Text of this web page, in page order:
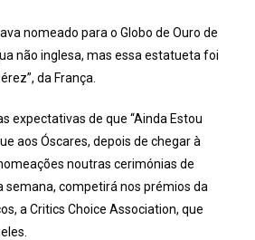
nomeado para o Globo de Ouro de
não inglesa, mas essa estatueta foi
da França.
expectativas de que “Ainda Estou
aos Óscares, depois de chegar à
noutras cerimónias de
semana, competirá nos prémios da
a Critics Choice Association, que